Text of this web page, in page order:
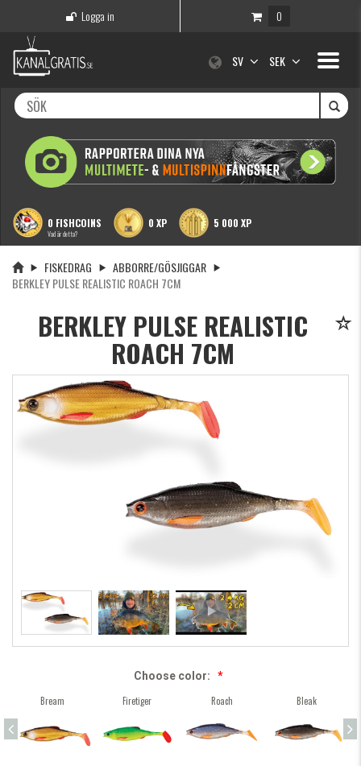
Logga in 0
Toggle
SV SEK
0 FISHCOINS
Vad är detta?
0 XP 5 000 XP
FISKEDRAG
ABBORRE/GÖSJIGGAR
BERKLEY PULSE REALISTIC ROACH 7CM
BERKLEY PULSE REALISTIC
ROACH 7CM
Choose color:
*
Bream
Firetiger Roach Bleak